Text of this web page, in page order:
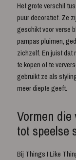
Het grote verschil
puur decoratief. Ze
geschikt voor verse
pampas pluimen,
zichzelf. En juist dat
te kopen of te
gebruikt ze als
meer diepte geeft.
Vormen
tot speelse
Bij Things I Like